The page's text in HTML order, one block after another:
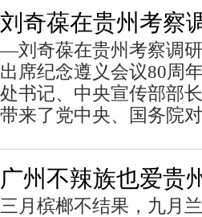
刘奇葆在贵州考察
—刘奇葆在贵州考察调
出席纪念遵义会议80周
处书记、中央宣传部部
带来了党中央、国务院
广州不辣族也爱贵
三月槟榔不结果，九月